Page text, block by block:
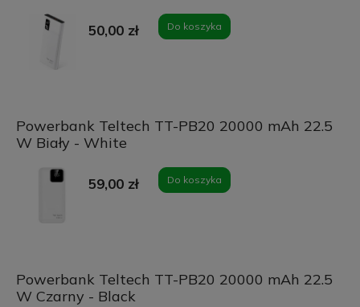
50,00 zł Do koszyka
Powerbank Teltech TT-PB20 20000 mAh 22.5
W Biały - White
59,00 zł Do koszyka
Powerbank Teltech TT-PB20 20000 mAh 22.5
W Czarny - Black